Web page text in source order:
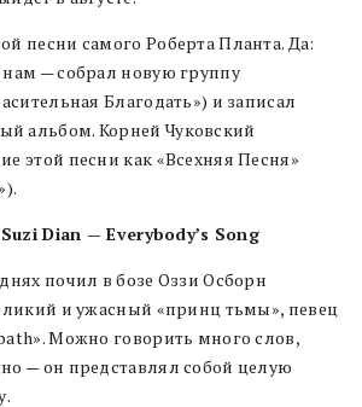
песни самого Роберта Планта. Да:
— собрал новую группу
Благодать») и записал
альбом. Корней Чуковский
этой песни как «Всехняя Песня»
Dian — Everybody’s Song
почил в бозе Оззи Осборн
и ужасный «принц тьмы», певец
Можно говорить много слов,
— он представлял собой целую